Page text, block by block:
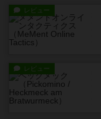
レビュー
レビュー